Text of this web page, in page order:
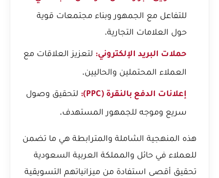
للتفاعل مع الجمهور وبناء مجتمعات قوية
حول العلامات التجارية.
حملات البريد الإلكتروني: لتعزيز العلاقات مع
العملاء المحتملين والحاليين.
إعلانات الدفع بالنقرة (PPC):
لتحقيق وصول
سريع وموجه للجمهور المستهدف.
هذه المنهجية الشاملة والمترابطة هي ما تضمن
للعملاء في حائل والمملكة العربية السعودية
تحقيق أقصى استفادة من ميزانياتهم التسويقية